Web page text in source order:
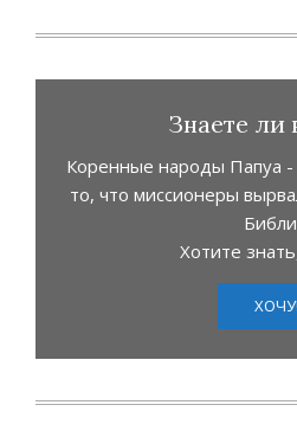
Знаете ли
Коренные народы Папуа -
то, что миссионеры
Хотите
ХОЧУ!